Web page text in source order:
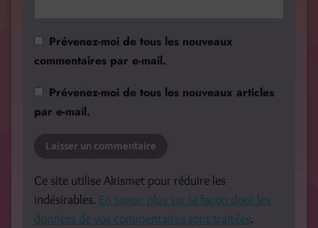
Prévenez-moi de tous les nouveaux
commentaires par e-mail.
Prévenez-moi de tous les nouveaux articles
par e-mail.
Ce site utilise Akismet pour réduire les
indésirables. En savoir plus sur la façon dont les
données de vos commentaires sont traitées.